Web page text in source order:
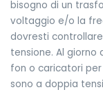
bisogno di un
voltaggio e/o la
dovresti
tensione. Al
fon o caricatori
sono a doppia